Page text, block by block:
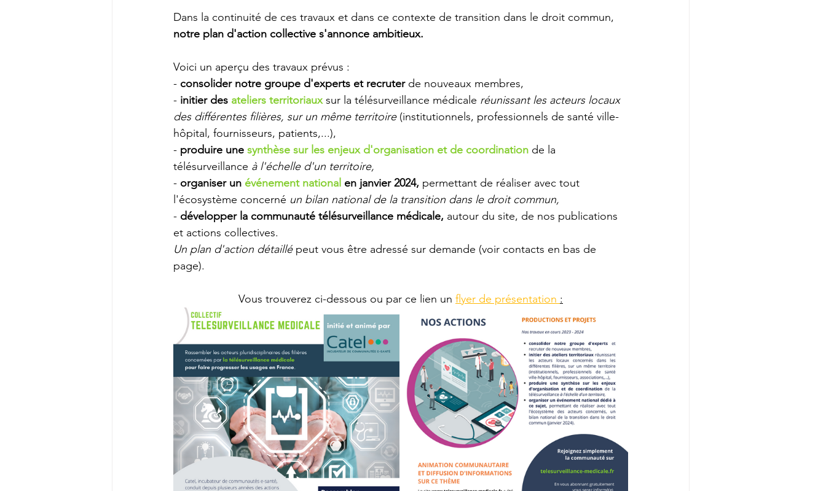
Dans la continuité de ces travaux et dans ce contexte de transition dans le droit commun,
notre plan d'action collective s'annonce ambitieux.
Voici un aperçu des travaux prévus :
- consolider notre groupe d'experts et recruter de nouveaux membres,
- initier des ateliers territoriaux sur la télésurveillance médicale réunissant les acteurs locaux
des différentes filières, sur un même territoire (institutionnels, professionnels de santé ville-
hôpital, fournisseurs, patients,...),
- produire une synthèse sur les enjeux d'organisation et de coordination de la
télésurveillance à l'échelle d'un territoire,
- organiser un événement national en janvier 2024, permettant de réaliser avec tout
l'écosystème concerné un bilan national de la transition dans le droit commun,
- développer la communauté télésurveillance médicale, autour du site, de nos publications
et actions collectives.
Un plan d'action détaillé peut vous être adressé sur demande (voir contacts en bas de
page).
Vous trouverez ci-dessous ou par ce lien un flyer de présentation :